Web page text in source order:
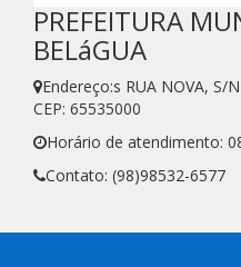
PREFEITURA
BELáGUA
Endereço:s RUA NOVA, S/
CEP: 65535000
Horário de atendimento:
Contato: (98)98532-6577